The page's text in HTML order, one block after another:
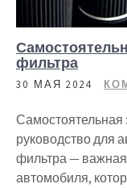
фильтра
30 МАЯ 2024
Самостоятельная
руководство для
фильтра —
автомобиля,